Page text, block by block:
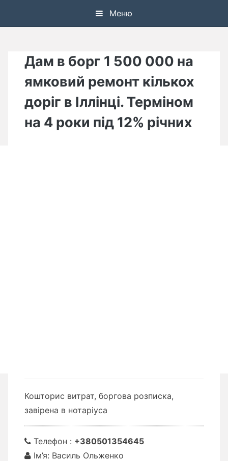
Меню
Дам в борг 1 500 000 на
ямковий ремонт кількох
доріг в Іллінці. Терміном
на 4 роки під 12% річних
Кошторис витрат, боргова розписка,
завірена в нотаріуса
Телефон : +380501354645
Ім’я: Василь Ольженко